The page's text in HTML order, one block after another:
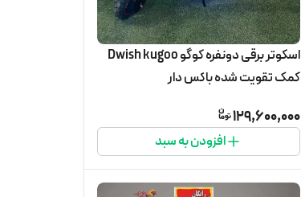
اسکوتر برقی دونفره کوگو Dwish kugoo
کمک تقویت شده باکس دار
129,600,000
افزودن به سبد